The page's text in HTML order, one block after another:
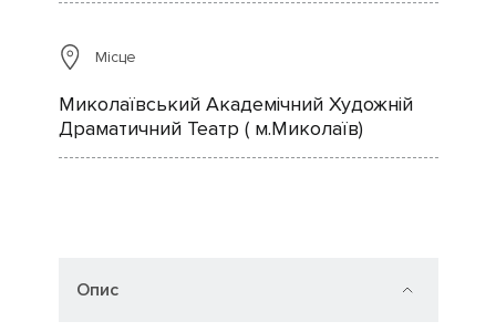
Місце
Миколаївський Академічний Художній
Драматичний Театр ( м.Миколаїв)
Опис